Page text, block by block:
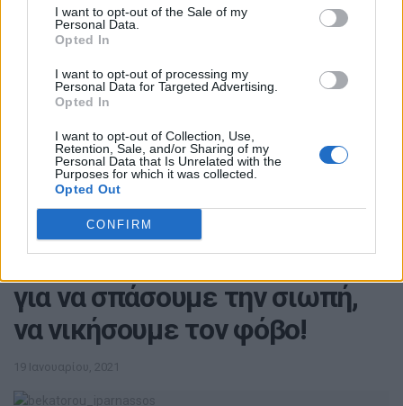
I want to opt-out of the Sale of my
Personal Data.
Opted In
I want to opt-out of processing my
Personal Data for Targeted Advertising.
Opted In
I want to opt-out of Collection, Use,
Retention, Sale, and/or Sharing of my
Personal Data that Is Unrelated with the
Purposes for which it was collected.
Opted Out
CONFIRM
Ετικέτες: ΠΡΩΤΟ ΘΕΜΑ
Βοιωτία
Γ. Πούλου: Μαζί με την Σοφία
για να σπάσουμε την σιωπή,
να νικήσουμε τον φόβο!
19 Ιανουαρίου, 2021